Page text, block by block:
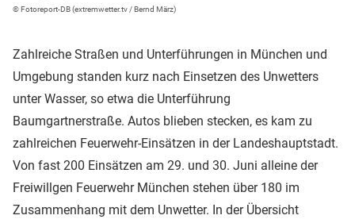
© Fotoreport-DB (extremwetter.tv / Bernd März)
Zahlreiche Straßen und Unterführungen in München und
Umgebung standen kurz nach Einsetzen des Unwetters
unter Wasser, so etwa die Unterführung
Baumgartnerstraße. Autos blieben stecken, es kam zu
zahlreichen Feuerwehr-Einsätzen in der Landeshauptstadt.
Von fast 200 Einsätzen am 29. und 30. Juni alleine der
Freiwillgen Feuerwehr München stehen über 180 im
Zusammenhang mit dem Unwetter. In der Übersicht